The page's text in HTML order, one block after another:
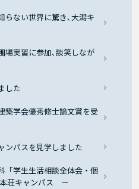
らない世界に驚き､大潟キ
場実習に参加､談笑しなが
した
築学会優秀修士論文賞を受
ンパスを見学しました
「学生生活相談全体会・個
荘キャンパス －